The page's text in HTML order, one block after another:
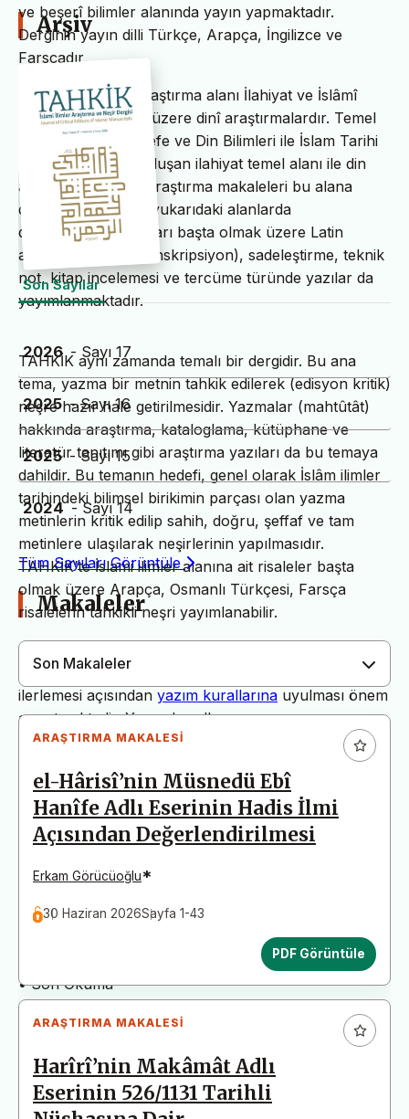
ve beşerî bilimler alanında yayın yapmaktadır.
Derginin yayın dilli Türkçe, Arapça, İngilizce ve
Farsçadır.
TAHKİK’in temel araştırma alanı İlahiyat ve İslâmî
ilimler başta olmak üzere dinî araştırmalardır. Temel
İslam Bilimleri, Felsefe ve Din Bilimleri ile İslam Tarihi
ve Sanatları’ndan oluşan ilahiyat temel alanı ile din
alanındaki bilimsel araştırma makaleleri bu alana
dâhildir. TAHKİK’te yukarıdaki alanlarda
değerlendirme yazıları başta olmak üzere Latin
alfabesine nakil (transkripsiyon), sadeleştirme, teknik
not, kitap incelemesi ve tercüme türünde yazılar da
yayımlanmaktadır.
TAHKİK aynı zamanda temalı bir dergidir. Bu ana
tema, yazma bir metnin tahkik edilerek (edisyon kritik)
neşre hazır hale getirilmesidir. Yazmalar (mahtûtât)
hakkında araştırma, kataloglama, kütüphane ve
literatür tanıtımı gibi araştırma yazıları da bu temaya
dahildir. Bu temanın hedefi, genel olarak İslâm ilimler
tarihindeki bilimsel birikimin parçası olan yazma
metinlerin kritik edilip sahih, doğru, şeffaf ve tam
metinlere ulaşılarak neşirlerinin yapılmasıdır.
TAHKİK’te İslami ilimler alanına ait risaleler başta
olmak üzere Arapça, Osmanlı Türkçesi, Farsça
risalelerin tahkikli neşri yayımlanabilir.
Dergimiz yayın süreçlerinin daha hızlı ve sağlıklı
ilerlemesi açısından yazım kurallarına uyulması önem
arz etmektedir. Yazım kurallarına uymayan
başvurular değerlendirme aşamasına alınmadan iade
edilecektir. Bu nedenle çalışmalarınızı yüklemeden
önce çalışmanızın yazım kurallarına uygun olarak
düzenlendiğinden emin olunuz.
Yayın İnceleme Süreci (Yaklaşık 130 Gün)
• Editör İncelemesi
• Şekilsel ve Etik Ön İnceleme
• Son Okuma
Arşiv
Son Sayılar
2026 - Sayı 17
2025 - Sayı 16
2025 - Sayı 15
2024 - Sayı 14
Tüm Sayıları Görüntüle
Makaleler
Son Makaleler
ARAŞTIRMA MAKALESI
el-Hârisî’nin Müsnedü Ebî
Hanîfe Adlı Eserinin Hadis İlmi
Açısından Değerlendirilmesi
Erkam Görücüoğlu*
30 Haziran 2026Sayfa 1-43
PDF Görüntüle
ARAŞTIRMA MAKALESI
Harîrî’nin Makâmât Adlı
Eserinin 526/1131 Tarihli